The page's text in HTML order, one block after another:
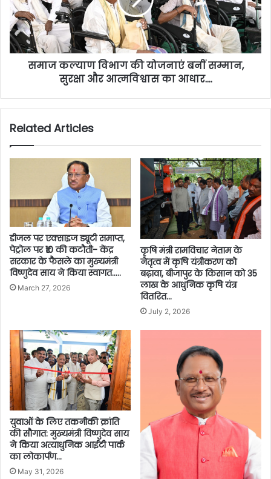
समाज कल्याण विभाग की योजनाएं बनीं सम्मान,
सुरक्षा और आत्मविश्वास का आधार….
Related Articles
डीजल पर एक्साइज ड्यूटी समाप्त,
पेट्रोल पर ₹10 की कटौती- केंद्र
सरकार के फैसले का मुख्यमंत्री
विष्णुदेव साय ने किया स्वागत…..
March 27, 2026
कृषि मंत्री रामविचार नेताम के
नेतृत्व में कृषि यंत्रीकरण को
बढ़ावा, बीजापुर के किसान को 35
लाख के आधुनिक कृषि यंत्र
वितरित…
July 2, 2026
युवाओं के लिए तकनीकी क्रांति
की सौगात: मुख्यमंत्री विष्णुदेव साय
ने किया अत्याधुनिक आईटी पार्क
का लोकार्पण…
May 31, 2026